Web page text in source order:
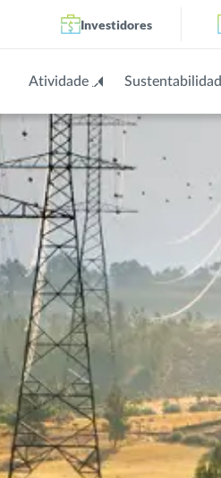
Investidores
Atividade